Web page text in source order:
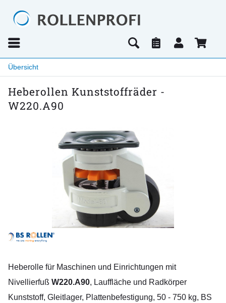
Übersicht
Heberollen Kunststoffräder -
W220.A90
Heberolle für Maschinen und Einrichtungen mit
Nivellierfuß W220.A90, Lauffläche und Radkörper
Kunststoff, Gleitlager, Plattenbefestigung, 50 - 750 kg, BS